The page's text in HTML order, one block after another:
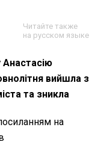
Читайте также
на русском языке
Анастасію
вийшла з
та зникла
на